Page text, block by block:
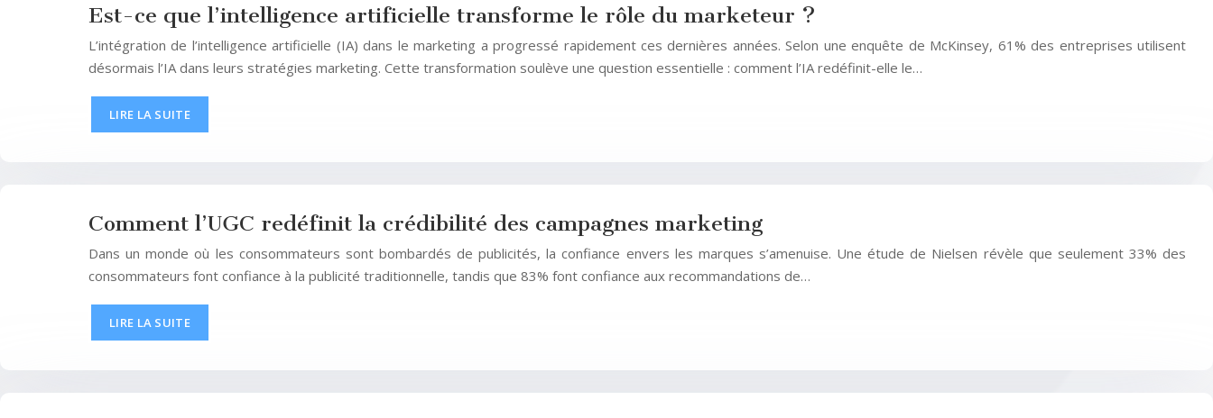
Est-ce que l’intelligence artificielle transforme le rôle du marketeur ?
L’intégration de l’intelligence artificielle (IA) dans le marketing a progressé rapidement ces dernières années. Selon une enquête de McKinsey, 61% des entreprises utilisent
désormais l’IA dans leurs stratégies marketing. Cette transformation soulève une question essentielle : comment l’IA redéfinit-elle le…
LIRE LA SUITE
Comment l’UGC redéfinit la crédibilité des campagnes marketing
Dans un monde où les consommateurs sont bombardés de publicités, la confiance envers les marques s’amenuise. Une étude de Nielsen révèle que seulement 33% des
consommateurs font confiance à la publicité traditionnelle, tandis que 83% font confiance aux recommandations de…
LIRE LA SUITE